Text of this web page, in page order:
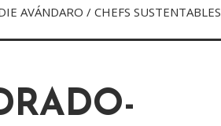
AVÁNDARO / CHEFS SUSTENTABLES